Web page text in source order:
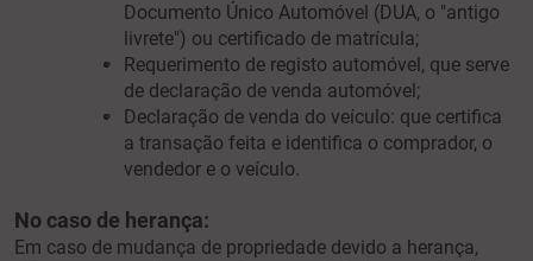
Documento Único Automóvel (DUA, o "antigo
livrete") ou certificado de matrícula;
Requerimento de registo automóvel, que serve
de declaração de venda automóvel;
Declaração de venda do veículo: que certifica
a transação feita e identifica o comprador, o
vendedor e o veículo.
No caso de herança:
Em caso de mudança de propriedade devido a herança,